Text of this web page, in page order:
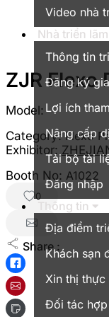
Video nhà
Nhà triển lãm
Thông tin
Đăng ký
Lợi ích
Nâng cấp
Tải bộ tài
Đăng nhập
Thông tin
Địa điểm
Khách sạn
Xin thị thực
Đối tác
ZJR Flexo
Model:
Category:Flexo
Exhibitor:
Booth No: A1022
0
Share :